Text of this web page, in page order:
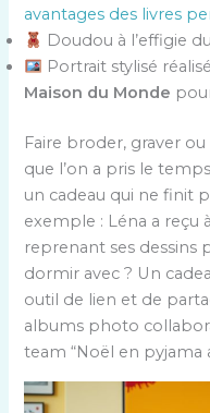
avantages des livres
Doudou à l’effigie
Portrait stylisé
Maison du Monde
Faire broder, graver
que l’on a pris le
un cadeau qui ne finit
exemple : Léna a reçu
reprenant ses dessins
dormir avec ? Un
outil de lien et de
albums photo
team “Noël en pyjama